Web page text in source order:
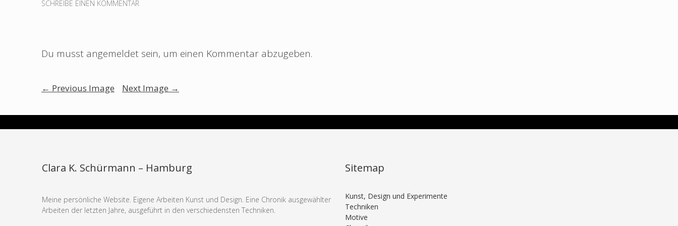
SCHREIBE EINEN KOMMENTAR
Du musst angemeldet sein, um einen Kommentar abzugeben.
Image
navigation
← Previous Image Next Image →
Clara K. Schürmann – Hamburg
Meine persönliche Website. Eigene Arbeiten Kunst und Design. Eine Chronik ausgewählter
Arbeiten der letzten Jahre, ausgeführt in den verschiedensten Techniken.
Sitemap
Kunst, Design und Experimente
Techniken
Motive